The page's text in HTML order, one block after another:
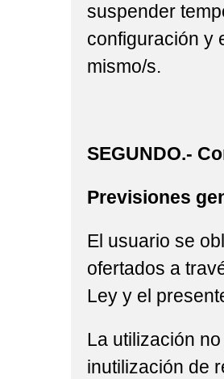
suspender
configuración y
mismo/s.
SEGUNDO.-
Previsiones
El usuario se
ofertados a
Ley y el
La utilización
inutilización de